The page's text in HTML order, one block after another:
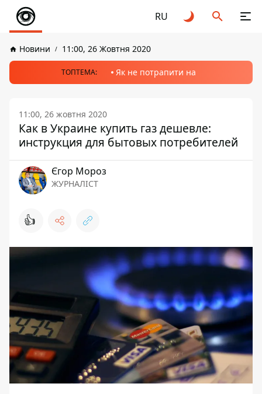
RU
Новини 11:00, 26 Жовтня 2020
ТОПТЕМА: Як не потрапити на
11:00, 26 жовтня 2020
Как в Украине купить газ дешевле:
инструкция для бытовых потребителей
Єгор Мороз
ЖУРНАЛІСТ
👍